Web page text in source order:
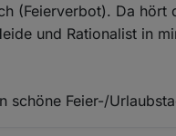
(Feierverbot). Da hört
und Rationalist in
schöne Feier-/